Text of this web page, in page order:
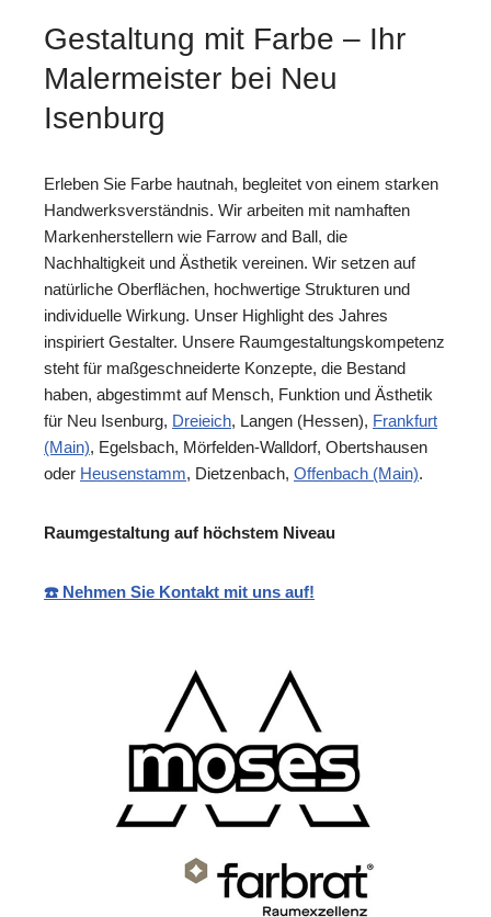
Gestaltung mit Farbe – Ihr
Malermeister bei Neu
Isenburg
Erleben Sie Farbe hautnah, begleitet von einem starken
Handwerksverständnis. Wir arbeiten mit namhaften
Markenherstellern wie Farrow and Ball, die
Nachhaltigkeit und Ästhetik vereinen. Wir setzen auf
natürliche Oberflächen, hochwertige Strukturen und
individuelle Wirkung. Unser Highlight des Jahres
inspiriert Gestalter. Unsere Raumgestaltungskompetenz
steht für maßgeschneiderte Konzepte, die Bestand
haben, abgestimmt auf Mensch, Funktion und Ästhetik
für Neu Isenburg, Dreieich, Langen (Hessen), Frankfurt
(Main), Egelsbach, Mörfelden-Walldorf, Obertshausen
oder Heusenstamm, Dietzenbach, Offenbach (Main).
Raumgestaltung auf höchstem Niveau
☎️ Nehmen Sie Kontakt mit uns auf!